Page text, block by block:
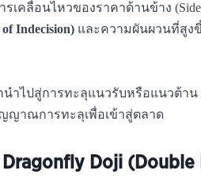
รเคลื่อนไหวของราคาด้านข้าง
Indecision) และความผันผวนที่สูง
ำไปสู่การทะลุแนวรับหรือแนวต้าน
ญญาณการทะลุเพื่อเข้าสู่ตลาด
Dragonfly Doji